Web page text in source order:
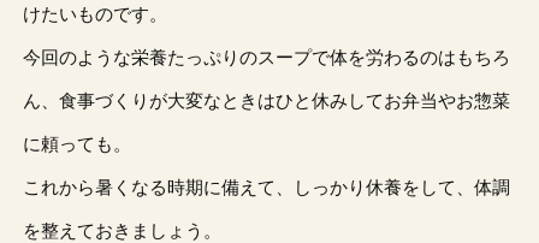
けたいものです。
今回のような栄養たっぷりのスープで体を労わるのはもちろ
ん、食事づくりが大変なときはひと休みしてお弁当やお惣菜
に頼っても。
これから暑くなる時期に備えて、しっかり休養をして、体調
を整えておきましょう。